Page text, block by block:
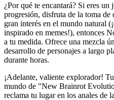
¿Por qué te encantará? Si eres
progresión, disfruta de la toma de
gran interés en el mundo natural
inspirado en memes!), entonces
a tu medida. Ofrece una mezcla
desarrollo de personajes a largo
durante horas.
¡Adelante, valiente explorador!
mundo de "New Brainrot
reclama tu lugar en los anales de